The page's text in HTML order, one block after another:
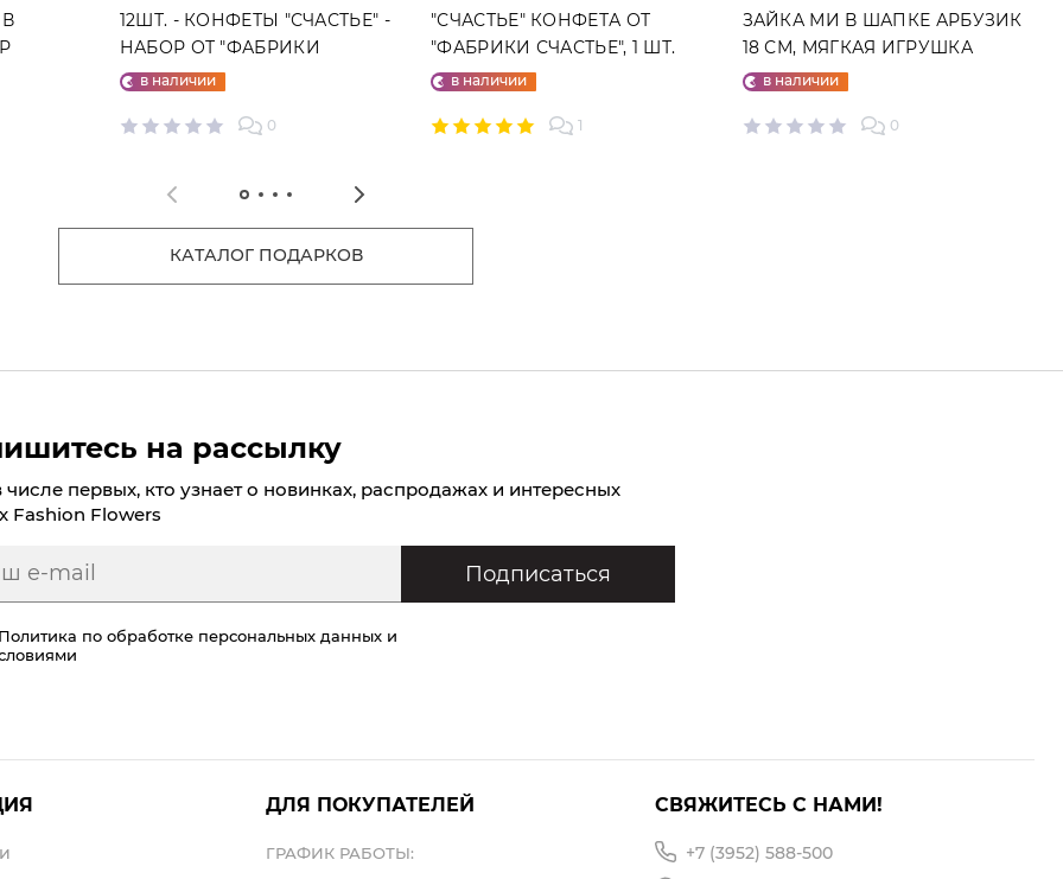
12ШТ. - КОНФЕТЫ "СЧАСТЬЕ" -
НАБОР ОТ "ФАБРИКИ
СЧАСТЬЕ"
в наличии
0
"СЧАСТЬЕ" КОНФЕТА ОТ
"ФАБРИКИ СЧАСТЬЕ", 1 ШТ.
в наличии
1
ЗАЙКА МИ В ШАПКЕ АРБУЗИК
18 СМ, МЯГКАЯ ИГРУШКА
в наличии
0
КАТАЛОГ ПОДАРКОВ
на рассылку
числе первых, кто узнает о новинках, распродажах и интересных
Fashion Flowers
по обработке персональных данных и
Подписаться
ДЛЯ ПОКУПАТЕЛЕЙ
ГРАФИК РАБОТЫ:
СВЯЖИТЕСЬ С НАМИ!
+7 (3952) 588-500